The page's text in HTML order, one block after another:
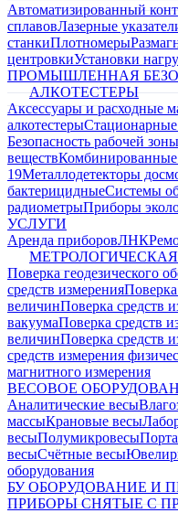
Автоматизированный
сплавовЛазерные
станкиПлотномеры
центровкиУстановки
ПРОМЫШЛЕННАЯ
АЛКОТЕСТЕРЫ
Аксессуары и расходные
алкотестерыСтационарные
Безопасность рабочей зоны
веществ
19Металлодетекторы
бактерицидныеСистемы
радиометрыПриборы
УСЛУГИ
Аренда приборовЛНК
Поверка геодезического
средств измерения
величинПоверка средств
вакуумаПоверка средств
величинПоверка средств
средств измерения
магнитного измерения
ВЕСОВОЕ
Аналитические весы
массыКрановые весы
весыПолумикровесы
весыСчётные весы
оборудования
БУ ОБОРУДОВАНИЕ И
ПРИБОРЫ СНЯТЫЕ С